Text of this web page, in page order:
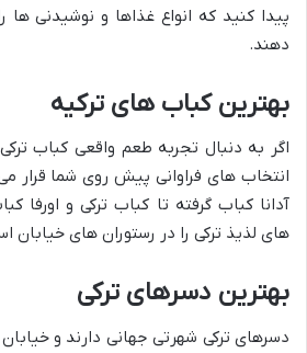
پیدا کنید که انواع غذاها و نوشیدنی ها
دهند.
بهترین کباب های ترکیه
اگر به دنبال تجربه طعم واقعی کباب
انتخاب های فراوانی پیش روی شما قرار
آدانا کباب گرفته تا کباب ترکی و اورفا
های لذیذ ترکی را در رستوران های خیابان
بهترین دسرهای ترکی
دسرهای ترکی شهرتی جهانی دارند و خیابان